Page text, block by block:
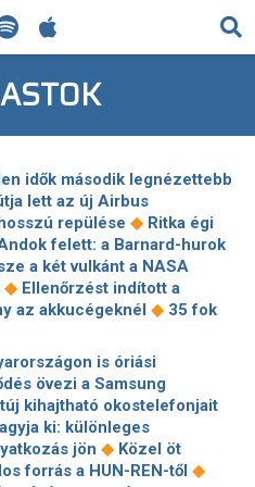
KERESÉS
idők második legnézettebb
lett az új Airbus
repülése ◆ Ritka égi
felett: a Barnard-hurok
a két vulkánt a NASA
◆ Ellenőrzést indított a
az akkucégeknél ◆ 35 fok
a hőség – erre
az orvosok
hálózatok és forró
így élheti túl a home office a
◆
Egészen különös
nyújt Nagymarosnál a Duna
is óriási
övezi a Samsung
kihajtható okostelefonjait
ki: különleges
jön ◆ Közel öt
forrás a HUN-REN-től ◆